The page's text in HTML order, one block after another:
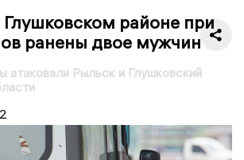
районе при
ранены двое мужчин
атаковали Рыльск и Глушковский